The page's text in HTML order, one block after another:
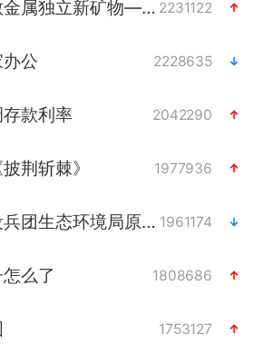
我国发现稀散金属独立新矿物——乌斯河锗矿 2231122
公 2228635
款利率 2042290
荆斩棘》 1977936
新疆生产建设兵团生态环境局原局长被查 1961174
么了 1808686
1753127